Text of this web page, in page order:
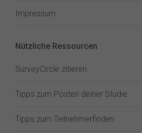
Impressum
Nützliche Ressourcen
SurveyCircle zitieren
Tipps zum Posten deiner Studie
Tipps zum Teilnehmerfinden